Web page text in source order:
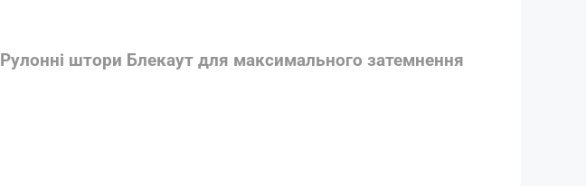
Рулонні штори Блекаут для максимального затемнення